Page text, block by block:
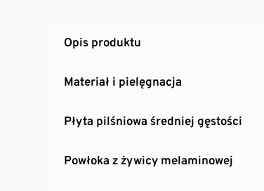
Opis produktu
Materiał i pielęgnacja
Płyta pilśniowa średniej gęstości
Powłoka z żywicy melaminowej